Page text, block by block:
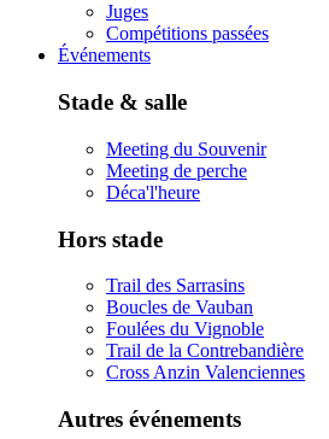
Juges
Compétitions passées
Événements
Stade & salle
Meeting du Souvenir
Meeting de perche
Déca'l'heure
Hors stade
Trail des Sarrasins
Boucles de Vauban
Foulées du Vignoble
Trail de la Contrebandière
Cross Anzin Valenciennes
Autres événements